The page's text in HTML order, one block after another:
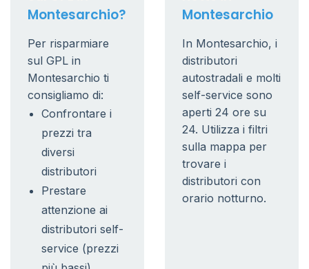
Montesarchio?
Per risparmiare
sul GPL in
Montesarchio ti
consigliamo di:
Confrontare i
prezzi tra
diversi
distributori
Prestare
attenzione ai
distributori self-
service (prezzi
Montesarchio
In Montesarchio, i
distributori
autostradali e molti
self-service sono
aperti 24 ore su
24. Utilizza i filtri
sulla mappa per
trovare i
distributori con
orario notturno.